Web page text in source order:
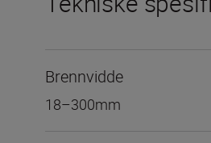
Brennvidde
18–300mm